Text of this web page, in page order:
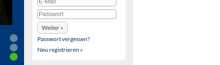
Passwort vergessen?
Neu registrieren »